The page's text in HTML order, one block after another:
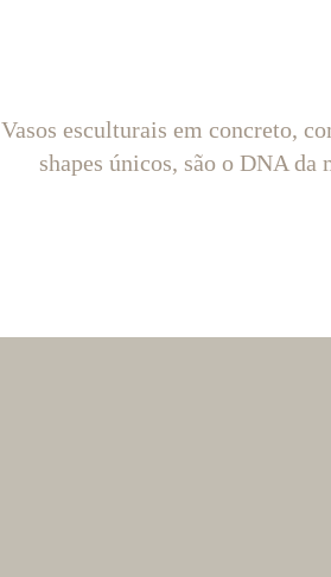
Vasos esculturais em concreto,
shapes únicos, são o DNA da